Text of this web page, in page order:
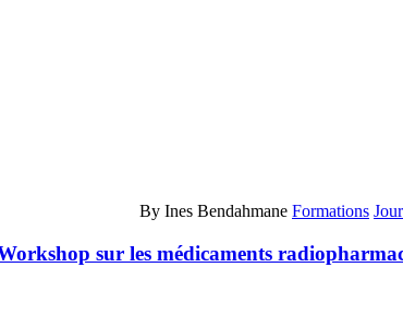
By Ines Bendahmane Formations
sur les médicaments